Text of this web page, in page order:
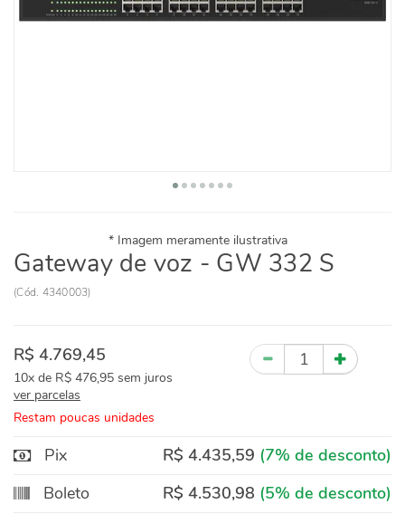
Gateway de voz - GW 332 S
(Cód. 4340003)
R$ 4.769,45
10x de R$ 476,95 sem juros
ver parcelas
Restam poucas unidades
Quantidade
Pix R$ 4.435,59 (7% de desconto)
Boleto
R$ 4.530,98 (5% de desconto)